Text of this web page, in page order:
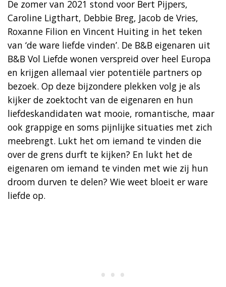
De zomer van 2021 stond voor Bert Pijpers,
Caroline Ligthart, Debbie Breg, Jacob de Vries,
Roxanne Filion en Vincent Huiting in het teken
van ‘de ware liefde vinden’. De B&B eigenaren uit
B&B Vol Liefde wonen verspreid over heel Europa
en krijgen allemaal vier potentiële partners op
bezoek. Op deze bijzondere plekken volg je als
kijker de zoektocht van de eigenaren en hun
liefdeskandidaten wat mooie, romantische, maar
ook grappige en soms pijnlijke situaties met zich
meebrengt. Lukt het om iemand te vinden die
over de grens durft te kijken? En lukt het de
eigenaren om iemand te vinden met wie zij hun
droom durven te delen? Wie weet bloeit er ware
liefde op.